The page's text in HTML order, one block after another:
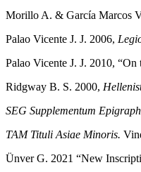
Morillo A. & García Marcos
Palao Vicente J. J. 2006,
Palao Vicente J. J. 2010,
Ridgway B. S. 2000,
SEG Supplementum
TAM Tituli Asiae Minoris.
Ünver G. 2021 “New